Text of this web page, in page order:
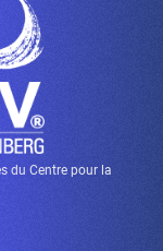
du Centre pour la